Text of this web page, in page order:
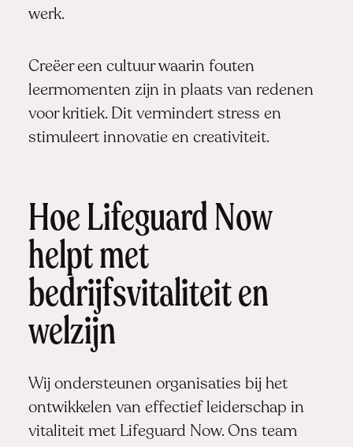
werk.
Creëer een cultuur waarin fouten
leermomenten zijn in plaats van redenen
voor kritiek. Dit vermindert stress en
stimuleert innovatie en creativiteit.
Hoe Lifeguard Now
helpt met
bedrijfsvitaliteit en
welzijn
Wij ondersteunen organisaties bij het
ontwikkelen van effectief leiderschap in
vitaliteit met Lifeguard Now. Ons team